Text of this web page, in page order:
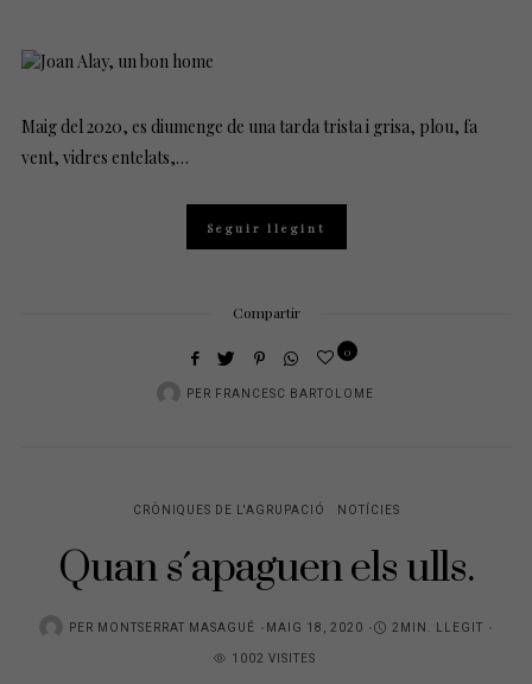
Maig del 2020, es diumenge de una tarda trista i grisa, plou, fa
vent, vidres entelats,…
Seguir llegint
Compartir
PER FRANCESC BARTOLOME
0
CRÒNIQUES DE L'AGRUPACIÓ NOTÍCIES
Quan s´apaguen els ulls.
PER MONTSERRAT MASAGUÉ
POSTED
ON
MAIG 18, 2020
2MIN. LLEGIT
1002 VISITES